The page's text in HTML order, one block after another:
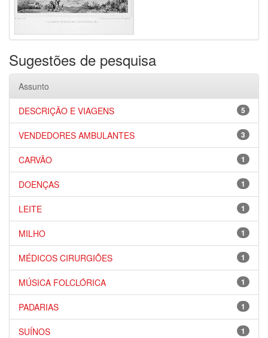
Sugestões de pesquisa
Assunto
5
DESCRIÇÃO E VIAGENS
3
VENDEDORES AMBULANTES
1
CARVÃO
1
DOENÇAS
1
LEITE
1
MILHO
1
MÉDICOS CIRURGIÕES
1
MÚSICA FOLCLÓRICA
1
PADARIAS
1
SUÍNOS